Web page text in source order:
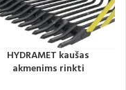
HYDRAMET kaušas
akmenims rinkti